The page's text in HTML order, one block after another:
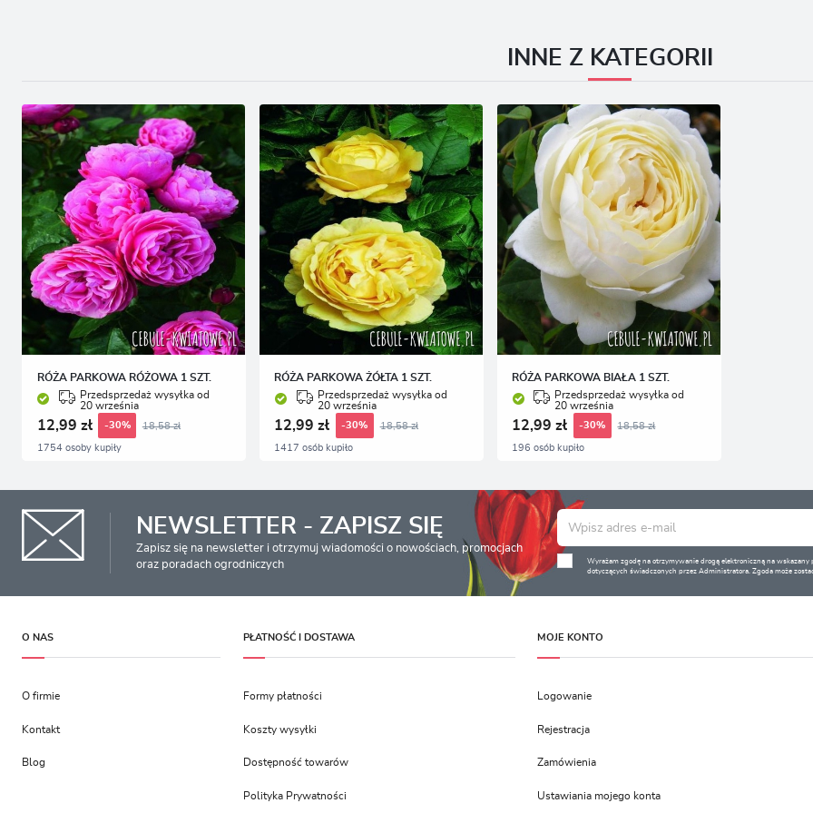
INNE Z KATEGORII
RÓŻA PARKOWA RÓŻOWA 1 SZT.
Przedsprzedaż wysyłka od
20 września
12,99 zł -30% 18,58 zł
1754 osoby kupiły
RÓŻA PARKOWA ŻÓŁTA 1 SZT.
Przedsprzedaż wysyłka od
20 września
12,99 zł -30% 18,58 zł
1417 osób kupiło
RÓŻA PARKOWA BIAŁA 1 SZT.
Przedsprzedaż wysyłka od
20 września
12,99 zł -30% 18,58 zł
196 osób kupiło
NEWSLETTER - ZAPISZ SIĘ
Zapisz się na newsletter i otrzymuj wiadomości o nowościach, promocjach
oraz poradach ogrodniczych
Wyrażam zgodę na otrzymywanie drogą elektroniczną na wskazany
dotyczących świadczonych przez Administratora. Zgoda może
O NAS
O firmie
Kontakt
Blog
PŁATNOŚĆ I DOSTAWA
Formy płatności
Koszty wysyłki
Dostępność towarów
Polityka Prywatności
MOJE KONTO
Logowanie
Rejestracja
Zamówienia
Ustawiania mojego konta
prezentujących nasze treści w postaci wiadomości, ofert, komunikatów mediów